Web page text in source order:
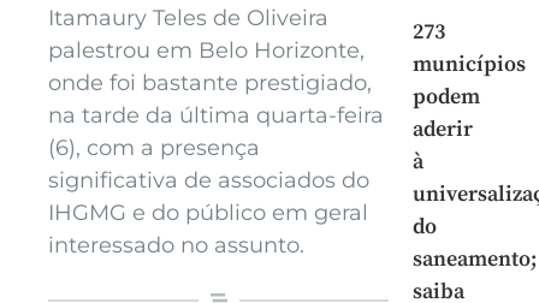
Itamaury Teles de Oliveira
palestrou em Belo Horizonte,
onde foi bastante prestigiado,
na tarde da última quarta-feira
(6), com a presença
significativa de associados do
IHGMG e do público em geral
interessado no assunto.
273
municípios
podem
aderir
à
do
saneamento;
saiba